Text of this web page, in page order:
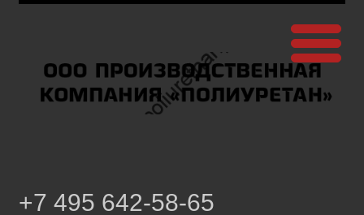
+7 495 642-58-65